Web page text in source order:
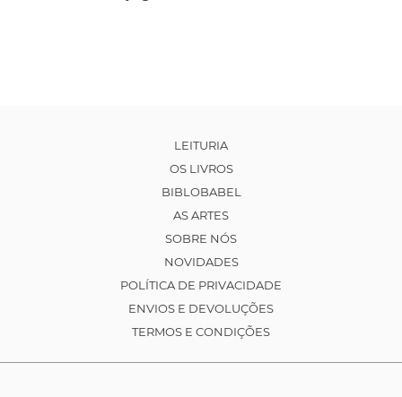
LEITURIA
OS LIVROS
BIBLOBABEL
AS ARTES
SOBRE NÓS
NOVIDADES
POLÍTICA DE PRIVACIDADE
ENVIOS E DEVOLUÇÕES
TERMOS E CONDIÇÕES